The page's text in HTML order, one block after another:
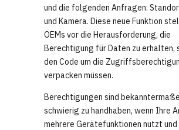
und die folgenden Anfragen:
und Kamera. Diese neue Funktion
OEMs vor die Herausforderung, die
Berechtigung für Daten zu erhalten,
den Code um die
verpacken müssen.
Berechtigungen sind
schwierig zu handhaben, wenn Ihre
mehrere Gerätefunktionen nutzt und